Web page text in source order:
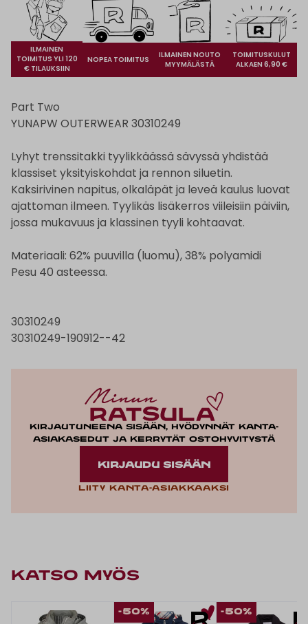
ILMAINEN
TOIMITUS YLI 120
€ TILAUKSIIN
NOPEA TOIMITUS
ILMAINEN NOUTO
MYYMÄLÄSTÄ
TOIMITUSKULUT
ALKAEN 6,90 €
Part Two
YUNAPW OUTERWEAR 30310249
Lyhyt trenssitakki tyylikkäässä sävyssä yhdistää
klassiset yksityiskohdat ja rennon siluetin.
Kaksirivinen napitus, olkaläpät ja leveä kaulus luovat
ajattoman ilmeen. Tyylikäs lisäkerros viileisiin päiviin,
jossa mukavuus ja klassinen tyyli kohtaavat.
Materiaali: 62% puuvilla (luomu), 38% polyamidi
Pesu 40 asteessa.
30310249
30310249-190912--42
Kirjautuneena sisään, hyödynnät kanta-
asiakasedut ja kerrytät ostohyvitystä
KIRJAUDU SISÄÄN
Liity kanta-asiakkaaksi
KATSO MYÖS
-50% -50%